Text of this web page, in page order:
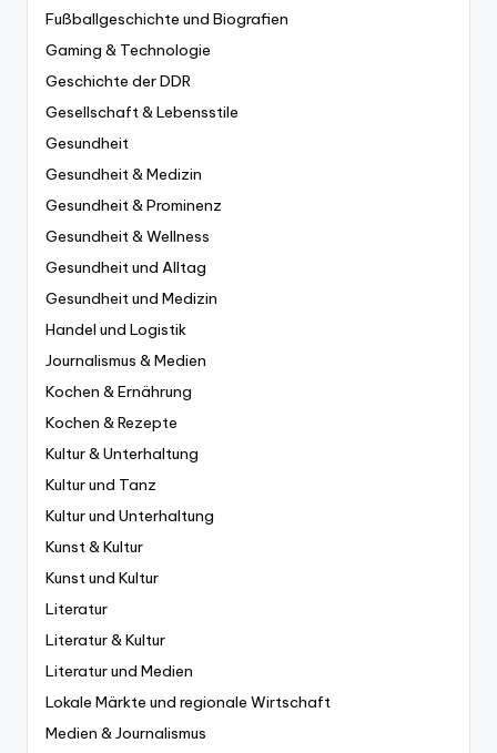
Fußballgeschichte und Biografien
Gaming & Technologie
Geschichte der DDR
Gesellschaft & Lebensstile
Gesundheit
Gesundheit & Medizin
Gesundheit & Prominenz
Gesundheit & Wellness
Gesundheit und Alltag
Gesundheit und Medizin
Handel und Logistik
Journalismus & Medien
Kochen & Ernährung
Kochen & Rezepte
Kultur & Unterhaltung
Kultur und Tanz
Kultur und Unterhaltung
Kunst & Kultur
Kunst und Kultur
Literatur
Literatur & Kultur
Literatur und Medien
Lokale Märkte und regionale Wirtschaft
Medien & Journalismus